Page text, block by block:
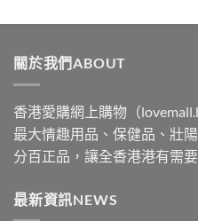
$489
關於我們ABOUT
香港愛購網上購物（
最大情趣用品、保健品、壯
分百正品，讓全香港港有需
最新資訊NEWS